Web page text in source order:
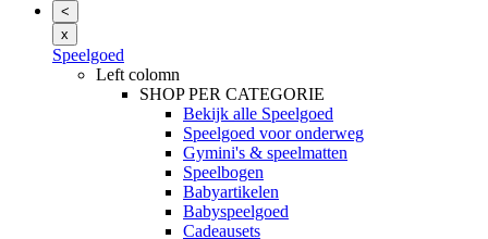
<
x
Speelgoed
Left colomn
SHOP PER CATEGORIE
Bekijk alle Speelgoed
Speelgoed voor onderweg
Gymini's & speelmatten
Speelbogen
Babyartikelen
Babyspeelgoed
Cadeausets